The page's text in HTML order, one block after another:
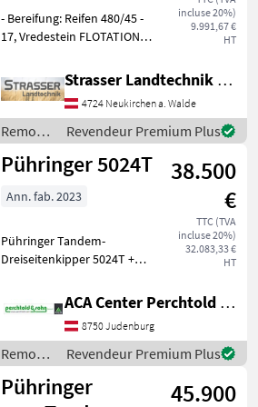
incluse 20%)
9.991,67 €
HT
- Bereifung: Reifen 480/45 -
17, Vredestein FLOTATION+
500mm Bordwände
abklappbar -
Zentralverriegelung hinten
- Brückengröße 4150x205
Strasser Landtechnik GmbH
4724 Neukirchen a. Walde
Remorques
/
Pühringer
Revendeur Premium Plus
Pühringer 5024T
38.500
€
TTC (TVA
incluse 20%)
32.083,33 €
HT
Ann. fab. 2023
Pühringer Tandem-
Dreiseitenkipper 5024T +
4.660kg Eigengewicht +
15.340kg Nutzlast + 2-Leiter
Druckluftbremse mit ALB +
Achsausführung, K
ACA Center Perchtold - Perchtold & Sohn GmbH
8750 Judenburg
Remorques
/
Pühringer
Revendeur Premium Plus
Pühringer
45.900